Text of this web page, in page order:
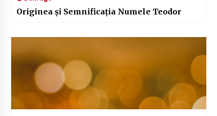
Originea și Semnificația Numele Teodor